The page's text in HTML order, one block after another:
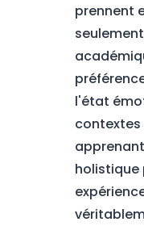
prennent
l'état
holistique